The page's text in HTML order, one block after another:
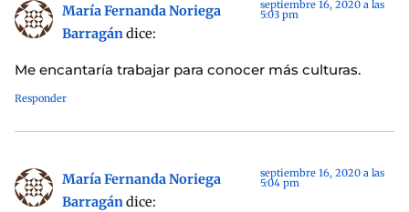
María Fernanda Noriega
Barragándice:
septiembre 16, 2020 a las
5:03 pm
Me encantaría trabajar para conocer más culturas.
Responder
María Fernanda Noriega
Barragándice:
septiembre 16, 2020 a las
5:04 pm